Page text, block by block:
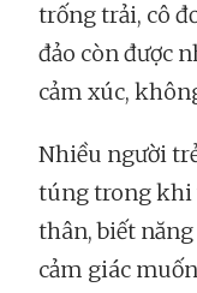
trống trải, cô
đảo còn được
cảm xúc,
Nhiều người
túng trong khi
thân, biết
cảm giác